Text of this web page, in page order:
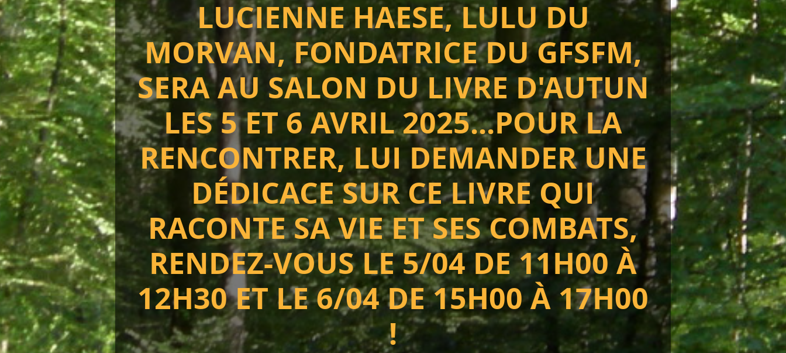
LUCIENNE HAESE, LULU DU
MORVAN, FONDATRICE DU GFSFM,
SERA AU SALON DU LIVRE D'AUTUN
LES 5 ET 6 AVRIL 2025...POUR LA
RENCONTRER, LUI DEMANDER UNE
DÉDICACE SUR CE LIVRE QUI
RACONTE SA VIE ET SES COMBATS,
RENDEZ-VOUS LE 5/04 DE 11H00 À
12H30 ET LE 6/04 DE 15H00 À 17H00
!